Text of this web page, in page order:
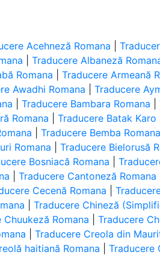
Acehneză Romana |
|Traducere Albaneză
Romana |Traducere Armeană
Awadhi Romana |Traducere
|Traducere Bambara Romana |
Romana |Traducere Batak Karo
|Traducere Bemba Romana
Romana |Traducere Bielorusă
Bosniacă Romana |
|Traducere Cantoneză Romana
Cecenă Romana |
|Traducere Chineză
Chuukeză Romana |Traducere
|Traducere Creola din
haitiană Romana |Traducere